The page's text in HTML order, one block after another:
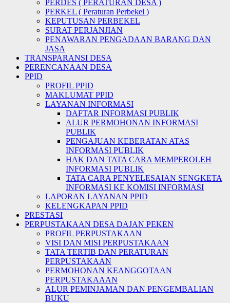
PERDES ( PERATURAN DESA )
PERKEL ( Peraturan Perbekel )
KEPUTUSAN PERBEKEL
SURAT PERJANJIAN
PENAWARAN PENGADAAN BARANG DAN
JASA
TRANSPARANSI DESA
PERENCANAAN DESA
PPID
PROFIL PPID
MAKLUMAT PPID
LAYANAN INFORMASI
DAFTAR INFORMASI PUBLIK
ALUR PERMOHONAN INFORMASI
PUBLIK
PENGAJUAN KEBERATAN ATAS
INFORMASI PUBLIK
HAK DAN TATA CARA MEMPEROLEH
INFORMASI PUBLIK
TATA CARA PENYELESAIAN SENGKETA
INFORMASI KE KOMISI INFORMASI
LAPORAN LAYANAN PPID
KELENGKAPAN PPID
PRESTASI
PERPUSTAKAAN DESA DAJAN PEKEN
PROFIL PERPUSTAKAAN
VISI DAN MISI PERPUSTAKAAN
TATA TERTIB DAN PERATURAN
PERPUSTAKAAN
PERMOHONAN KEANGGOTAAN
PERPUSTAKAAAN
ALUR PEMINJAMAN DAN PENGEMBALIAN
BUKU